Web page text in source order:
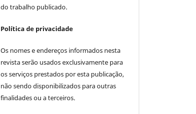
do trabalho publicado.
Política de privacidade
Os nomes e endereços informados nesta
revista serão usados exclusivamente para
os serviços prestados por esta publicação,
não sendo disponibilizados para outras
finalidades ou a terceiros.